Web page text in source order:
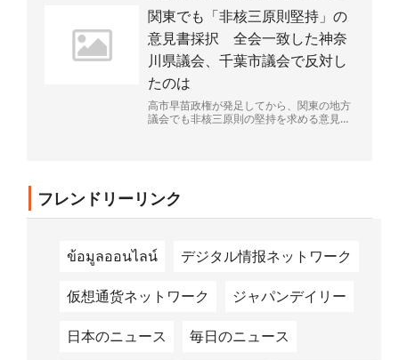
援策の成果を強調...
関東でも「非核三原則堅持」の
意見書採択 全会一致した神奈
川県議会、千葉市議会で反対し
たのは
高市早苗政権が発足してから、関東の地方
議会でも非核三原則の堅持を求める意見書
フレンドリーリンク
ข้อมูลออนไลน์ デジタル情报ネットワーク
仮想通货ネットワーク ジャパンデイリー
日本のニュース 毎日のニュース